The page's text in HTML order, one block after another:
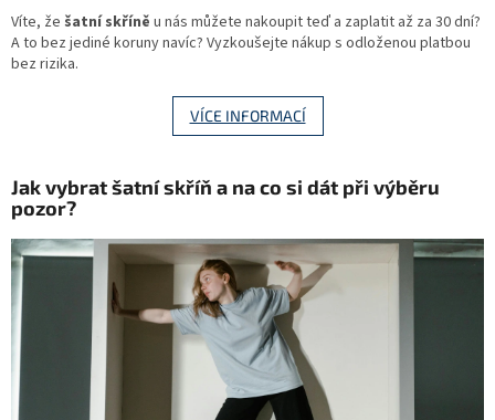
Víte, že šatní skříně u nás můžete nakoupit teď a zaplatit až za 30 dní?
A to bez jediné koruny navíc? Vyzkoušejte nákup s odloženou platbou
bez rizika.
VÍCE INFORMACÍ
Jak vybrat šatní skříň a na co si dát při výběru
pozor?